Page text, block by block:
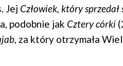
Jej Człowiek, który
podobnie jak Cztery córki
, za który otrzymała